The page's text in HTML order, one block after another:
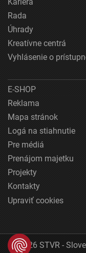
Rada
Úhrady
Kreatívne centrá
Vyhlásenie o
E-SHOP
Reklama
Mapa stránok
Logá na stiahnutie
Pre médiá
Prenájom majetku
Projekty
Kontakty
Upraviť cookies
© 2026 STVR -